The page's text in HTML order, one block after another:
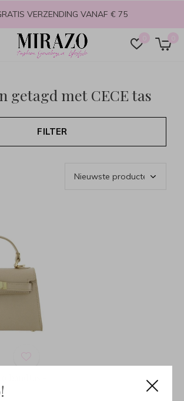
0 0
VERZENDING VANAF € 75
getagd met CECE tas
FILTER